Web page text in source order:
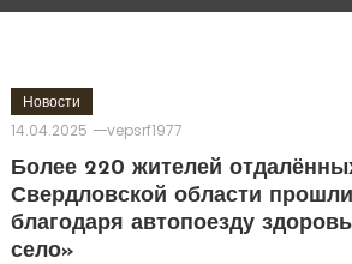
Новости
14.04.2025
vepsrf1977
Более 220 жителей
Свердловской области
благодаря автопоезду
село»